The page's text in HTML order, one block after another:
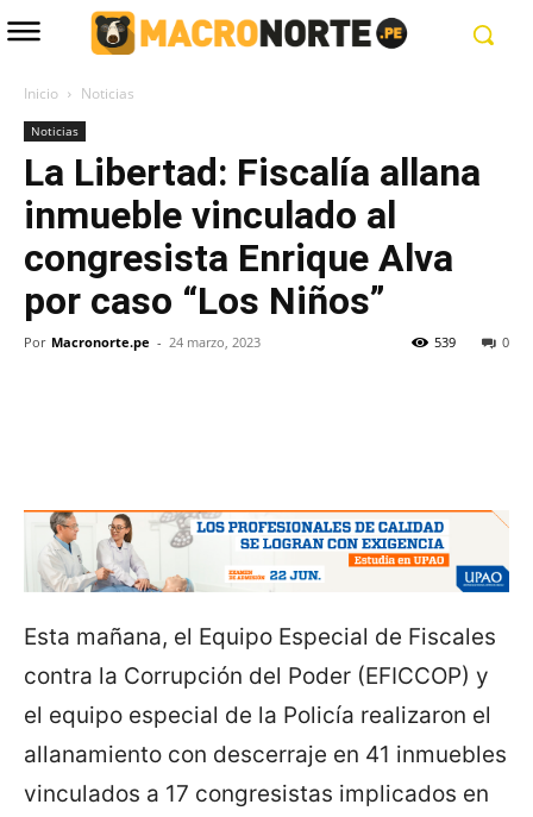
Inicio Noticias
Noticias
La Libertad: Fiscalía allana
inmueble vinculado al
congresista Enrique Alva
por caso “Los Niños”
Por Macronorte.pe - 24 marzo, 2023 0
539
Esta mañana, el Equipo Especial de Fiscales
contra la Corrupción del Poder (EFICCOP) y
el equipo especial de la Policía realizaron el
allanamiento con descerraje en 41 inmuebles
vinculados a 17 congresistas implicados en